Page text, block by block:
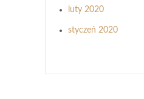
luty 2020
styczeń 2020